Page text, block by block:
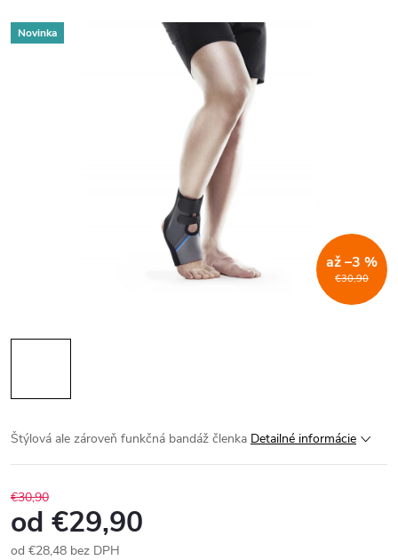
Novinka
€30,90
až –3 %
Štýlová ale zároveň funkčná bandáž členka Detailné informácie
€30,90
od €29,90
od €28,48 bez DPH